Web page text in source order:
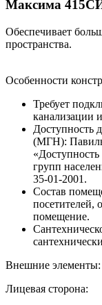
Максима
Обеспечивает
пространства.
Особенности
Требует
канализации
Доступность
(МГН):
групп
35-01-2001.
Состав
посетителей,
помещение.
Внешние элементы:
Лицевая сторона: